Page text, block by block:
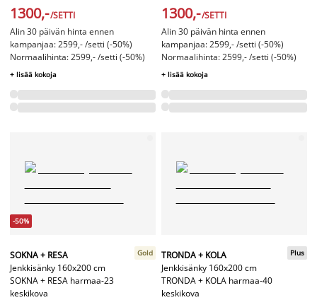
1300,-/SETTI
Alin 30 päivän hinta ennen
kampanjaa: 2599,- /setti (-50%)
Normaalihinta: 2599,- /setti (-50%)
+ lisää kokoja
1300,-/SETTI
Alin 30 päivän hinta ennen
kampanjaa: 2599,- /setti (-50%)
Normaalihinta: 2599,- /setti (-50%)
+ lisää kokoja
-50%
SOKNA + RESA
Jenkkisänky 160x200 cm
SOKNA + RESA harmaa-23
keskikova
Gold
TRONDA + KOLA
Jenkkisänky 160x200 cm
TRONDA + KOLA harmaa-40
keskikova
Plus